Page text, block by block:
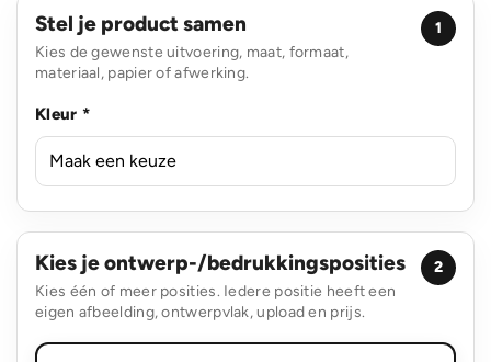
Stel je product samen
Kies de gewenste uitvoering, maat, formaat,
materiaal, papier of afwerking.
1
Kleur *
Kies je ontwerp-/bedrukkingsposities
Kies één of meer posities. Iedere positie heeft een
eigen afbeelding, ontwerpvlak, upload en prijs.
2